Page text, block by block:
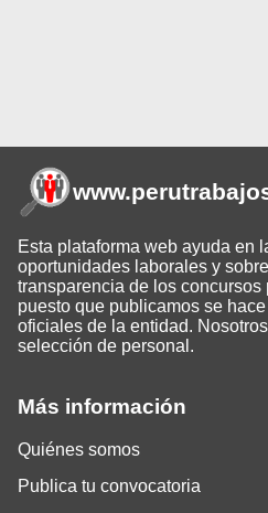
Más información
Quiénes somos
Publica tu convocatoria
Esta plataforma web ayuda en
oportunidades laborales y
transparencia de los concursos
puesto que publicamos se
oficiales de la entidad.
selección de personal.